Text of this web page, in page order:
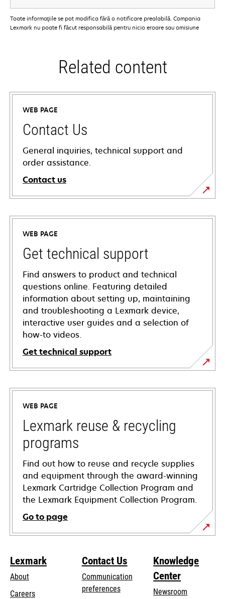
Toate informaţiile se pot modifica fără o notificare prealabilă. Compania
Lexmark nu poate fi făcut responsabilă pentru nicio eroare sau omisiune
Related content
WEB PAGE
Contact Us
General inquiries, technical support and
order assistance.
Contact us
WEB PAGE
Get technical support
Find answers to product and technical
questions online. Featuring detailed
information about setting up, maintaining
and troubleshooting a Lexmark device,
interactive user guides and a selection of
how-to videos.
Get technical support
opens
in
new
tab
WEB PAGE
Lexmark reuse & recycling
programs
Find out how to reuse and recycle supplies
and equipment through the award-winning
Lexmark Cartridge Collection Program and
the Lexmark Equipment Collection Program.
Go to page
Lexmark
About
Careers
Contact Us
Communication
preferences
Knowledge
Center
Newsroom